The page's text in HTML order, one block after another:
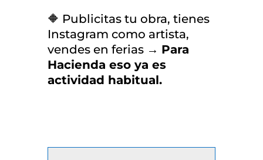
🔶 Publicitas tu obra, tienes
Instagram como artista,
vendes en ferias → Para
Hacienda eso ya es
actividad habitual.